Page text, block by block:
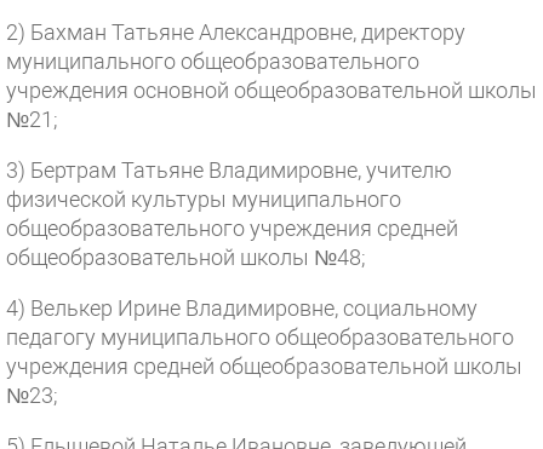
2) Бахман Татьяне Александровне, директору
муниципального общеобразовательного
учреждения основной общеобразовательной школы
№21;
3) Бертрам Татьяне Владимировне, учителю
физической культуры муниципального
общеобразовательного учреждения средней
общеобразовательной школы №48;
4) Велькер Ирине Владимировне, социальному
педагогу муниципального общеобразовательного
учреждения средней общеобразовательной школы
№23;